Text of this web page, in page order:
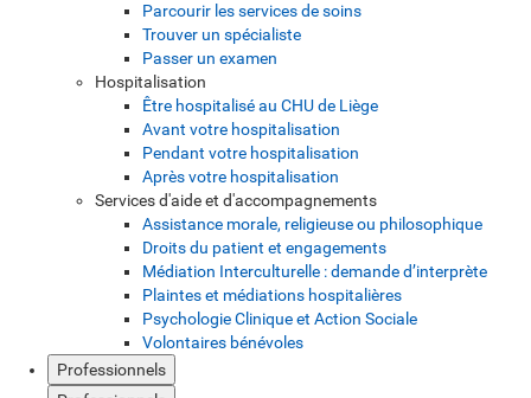
Parcourir les services de soins
Trouver un spécialiste
Passer un examen
Hospitalisation
Être hospitalisé au CHU de Liège
Avant votre hospitalisation
Pendant votre hospitalisation
Après votre hospitalisation
Services d'aide et d'accompagnements
Assistance morale, religieuse ou philosophique
Droits du patient et engagements
Médiation Interculturelle : demande d’interprète
Plaintes et médiations hospitalières
Psychologie Clinique et Action Sociale
Volontaires bénévoles
Professionnels